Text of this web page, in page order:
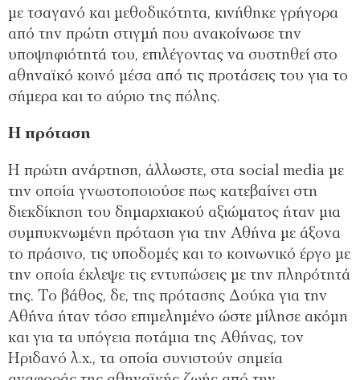
με τσαγανό και μεθοδικότητα, κινήθηκε γρήγορα
από την πρώτη στιγμή που ανακοίνωσε την
υποψηφιότητά του, επιλέγοντας να συστηθεί στο
αθηναϊκό κοινό μέσα από τις προτάσεις του για το
σήμερα και το αύριο της πόλης.
Η πρόταση
Η πρώτη ανάρτηση, άλλωστε, στα social media με
την οποία γνωστοποιούσε πως κατεβαίνει στη
διεκδίκηση του δημαρχιακού αξιώματος ήταν μια
συμπυκνωμένη πρόταση για την Αθήνα με άξονα
το πράσινο, τις υποδομές και το κοινωνικό έργο με
την οποία έκλεψε τις εντυπώσεις με την πληρότητά
της. Το βάθος, δε, της πρότασης Δούκα για την
Αθήνα ήταν τόσο επιμελημένο ώστε μίλησε ακόμη
και για τα υπόγεια ποτάμια της Αθήνας, τον
Ηριδανό λ.χ., τα οποία συνιστούν σημεία